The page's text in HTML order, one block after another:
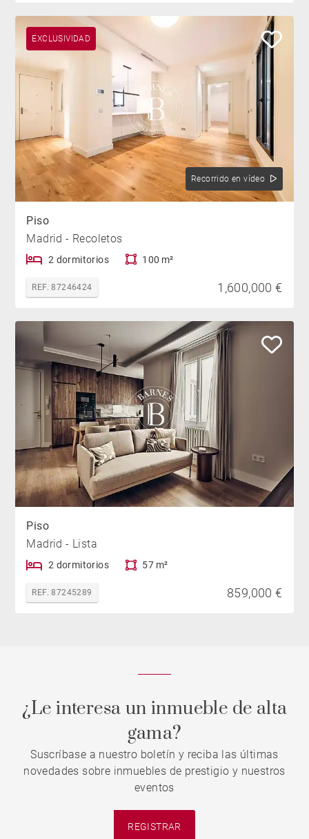
EXCLUSIVIDAD
Recorrido en vídeo
Piso
Madrid - Recoletos
2 dormitorios 100 m²
REF. 87246424 1,600,000 €
Piso
Madrid - Lista
2 dormitorios 57 m²
REF. 87245289 859,000 €
¿Le interesa un inmueble de alta
gama?
Suscríbase a nuestro boletín y reciba las últimas
novedades sobre inmuebles de prestigio y nuestros
eventos
REGISTRAR